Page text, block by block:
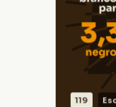
119
Fonte:
VER